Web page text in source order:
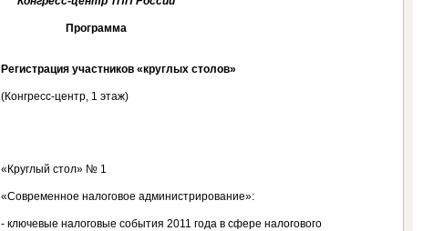
Программа
Регистрация участников «круглых столов»
(Конгресс-центр, 1 этаж)
«Круглый стол» № 1
«Современное налоговое администрирование»:
- ключевые налоговые события 2011 года в сфере налогового